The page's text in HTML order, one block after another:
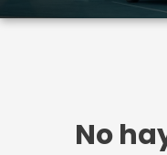
No